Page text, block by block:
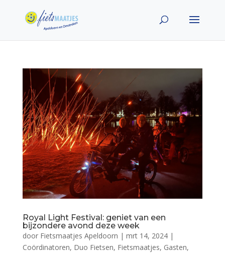
Royal Light Festival: geniet van een
bijzondere avond deze week
door Fietsmaatjes Apeldoorn | mrt 14, 2024|
Coördinatoren, Duo Fietsen, Fietsmaatjes, Gasten,